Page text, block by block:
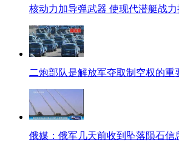
核动力加导弹武器 使现代潜艇战
二炮部队是解放军夺取制空权的重
俄媒：俄军几天前收到坠落陨石信